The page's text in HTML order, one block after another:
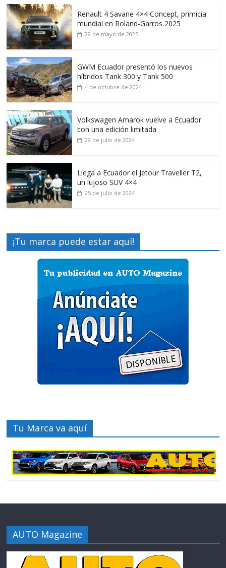
Renault 4 Savane 4×4 Concept, primicia
mundial en Roland-Garros 2025
29 de mayo de 2025
GWM Ecuador presentó los nuevos
híbridos Tank 300 y Tank 500
4 de octubre de 2024
Volkswagen Amarok vuelve a Ecuador
con una edición limitada
29 de julio de 2024
Llega a Ecuador el Jetour Traveller T2,
un lujoso SUV 4×4
25 de julio de 2024
¡Tu marca puede estar aquí!
Tu Marca va aquí
AUTO Magazine